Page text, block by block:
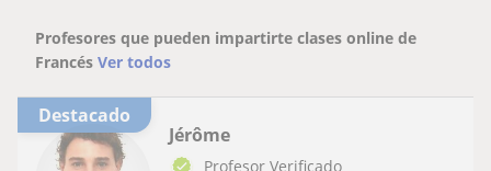
Profesores que pueden impartirte clases online de
Francés Ver todos
Destacado
Jérôme
Profesor Verificado